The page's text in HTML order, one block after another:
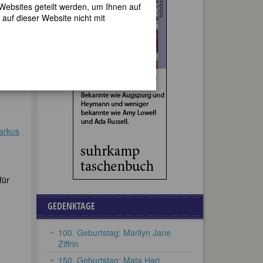
GEDENKTAGE
100. Geburtstag: Marilyn Jane
Ziffrin
150. Geburtstag: Mata Hari
geteilt werden, um Ihnen auf
dieser Website nicht mit